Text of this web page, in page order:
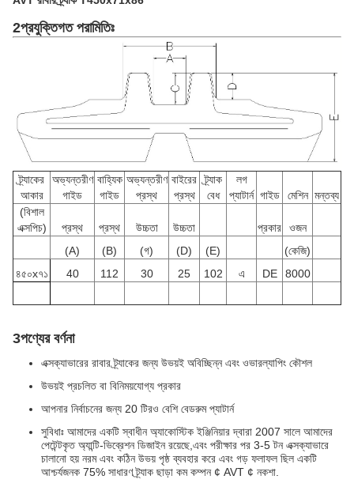
2প্রযুক্তিগত পরামিতিঃ
ট্র্যাকের
আকার
অভ্যন্তরীণ
গাইড
বাহ্যিক
গাইড
অভ্যন্তরীণ
প্রস্থ
বাইরের
প্রস্থ
ট্র্যাক
বেধ
লগ
প্যাটার্ন গাইড মেশিন মন্তব্য
(বিশাল
এক্সপিচ)
প্রস্থ প্রস্থ উচ্চতা উচ্চতা প্রকার
ওজন
(A)
(B) (গ) (D) (E)
(কেজি)
৪৫০x৭১
40 112 30 25 102 এ DE 8000
3পণ্যের বর্ণনা
এক্সক্যাভারের রাবার ট্র্যাকের জন্য উভয়ই অবিচ্ছিন্ন এবং ওভারল্যাপিং কৌশল
উভয়ই প্রচলিত বা বিনিময়যোগ্য প্রকার
আপনার নির্বাচনের জন্য 20 টিরও বেশি বেডরুম প্যাটার্ন
সুবিধাঃ আমাদের একটি স্বাধীন অ্যাকোস্টিক ইঞ্জিনিয়ার দ্বারা 2007 সালে আমাদের
পেটেন্টকৃত অ্যান্টি-ভিব্রেশন ডিজাইন রয়েছে,এবং পরীক্ষার পর 3-5 টন এক্সক্যাভারে
চালানো হয় নরম এবং কঠিন উভয় পৃষ্ঠ ব্যবহার করে এবং গড় ফলাফল ছিল একটি
আশ্চর্যজনক 75% সাধারণ ট্র্যাক ছাড়া কম কম্পন ¢ AVT ¢ নকশা.